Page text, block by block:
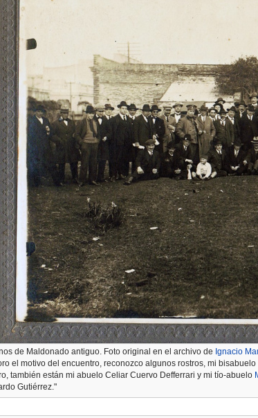
de Maldonado antiguo. Foto original en el archivo de Ignacio
el motivo del encuentro, reconozco algunos rostros, mi bisabuelo
también están mi abuelo Celiar Cuervo Defferrari y mi tío-abuelo
Gutiérrez."